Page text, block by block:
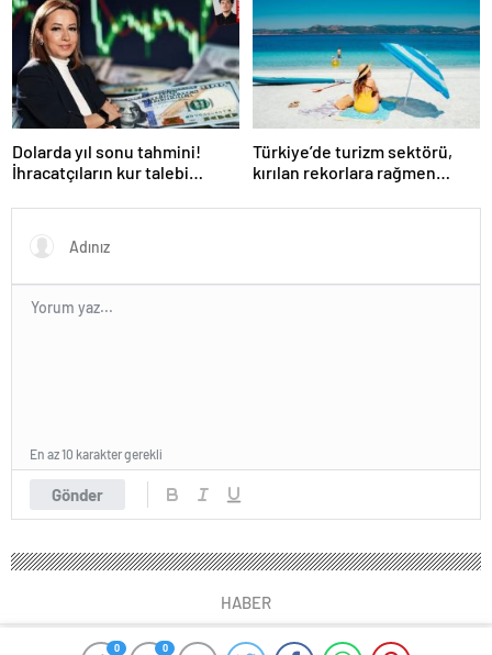
0 0
Dolarda yıl sonu tahmini!
İhracatçıların kur talebi
Türkiye’de turizm sektörü,
kırılan rekorlara rağmen
Gönder
En az 10 karakter gerekli
HABER